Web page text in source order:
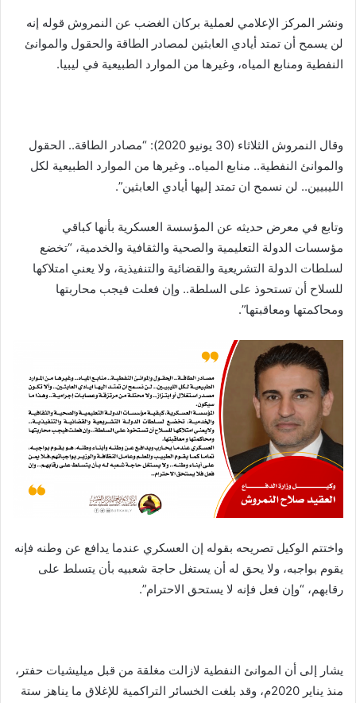
ونشر المركز الإعلامي لعملية بركان الغضب عن النمروش قوله إنه
لن يسمح أن تمتد أيادي العابثين لمصادر الطاقة والحقول والموانئ
النفطية ومنابع المياه، وغيرها من الموارد الطبيعية في ليبيا.
وقال النمروش الثلاثاء (30 يونيو 2020): “مصادر الطاقة.. الحقول
والموانئ النفطية.. منابع المياه.. وغيرها من الموارد الطبيعية لكل
الليبيين.. لن نسمح ان تمتد إليها أيادي العابثين”.
وتابع في معرض حديثه عن المؤسسة العسكرية بأنها كباقي
مؤسسات الدولة التعليمية والصحية والثقافية والخدمية، “تخضع
لسلطات الدولة التشريعية والقضائية والتنفيذية، ولا يعني امتلاكها
للسلاح أن تستحوذ على السلطة.. وإن فعلت فيجب محاربتها
ومحاكمتها ومعاقبتها”.
واختتم الوكيل تصريحه بقوله إن العسكري عندما يدافع عن وطنه فإنه
يقوم بواجبه، ولا يحق له أن يستغل حاجة شعبيه بأن يتسلط على
رقابهم، “وإن فعل فإنه لا يستحق الاحترام”.
يشار إلى أن الموانئ النفطية لازالت مغلقة من قبل ميليشيات حفتر،
منذ يناير 2020م، وقد بلغت الخسائر التراكمية للإغلاق ما يناهز ستة